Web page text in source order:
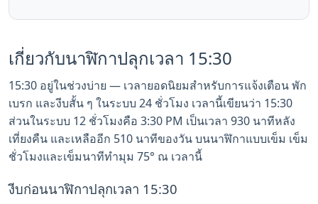
เกี่ยวกับนาฬิกาปลุกเวลา 15:30
15:30 อยู่ในช่วงบ่าย — เวลายอดนิยมสำหรับการแจ้งเตือน พัก
เบรก และงีบสั้น ๆ ในระบบ 24 ชั่วโมง เวลานี้เขียนว่า 15:30
ส่วนในระบบ 12 ชั่วโมงคือ 3:30 PM เป็นเวลา 930 นาทีหลัง
เที่ยงคืน และเหลืออีก 510 นาทีของวัน บนนาฬิกาแบบเข็ม เข็ม
ชั่วโมงและเข็มนาทีทำมุม 75° ณ เวลานี้
งีบก่อนนาฬิกาปลุกเวลา 15:30